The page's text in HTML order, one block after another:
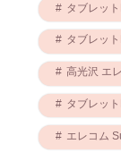
タブレッ
タブレッ
高光沢 エ
タブレッ
エレコム